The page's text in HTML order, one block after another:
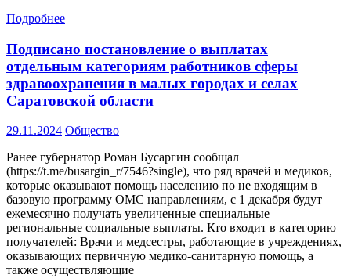
Подробнее
Подписано постановление о выплатах
отдельным категориям работников сферы
здравоохранения в малых городах и селах
Саратовской области
29.11.2024 Общество
Ранее губернатор Роман Бусаргин сообщал
(https://t.me/busargin_r/7546?single), что ряд врачей и медиков,
которые оказывают помощь населению по не входящим в
базовую программу ОМС направлениям, с 1 декабря будут
ежемесячно получать увеличенные специальные
региональные социальные выплаты. Кто входит в категорию
получателей: Врачи и медсестры, работающие в учреждениях,
оказывающих первичную медико-санитарную помощь, а
также осуществляющие